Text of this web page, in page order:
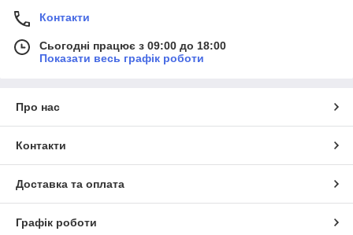
Контакти
Сьогодні працює з 09:00 до 18:00
Показати весь графік роботи
Про нас
Контакти
Доставка та оплата
Графік роботи